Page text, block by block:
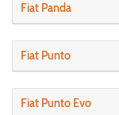
Fiat Panda
Fiat Punto
Fiat Punto Evo